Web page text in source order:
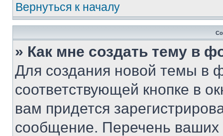
Вернуться к началу
» Как мне создать тему в
Для создания новой темы в
соответствующей кнопке в
вам придется
сообщение. Перечень ваших